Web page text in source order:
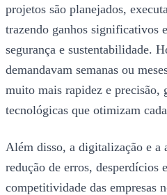
projetos são planejados,
trazendo ganhos significativos
segurança e sustentabilidade.
demandavam semanas ou
muito mais rapidez e precisão,
tecnológicas que otimizam
Além disso, a digitalização e a
redução de erros, desperdícios
competitividade das empresas